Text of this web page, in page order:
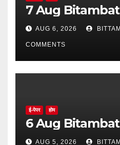
7 Aug
AUG 6, 2026
COMMENTS
ई-पेपर होम
6 Aug
AUG 5, 2026